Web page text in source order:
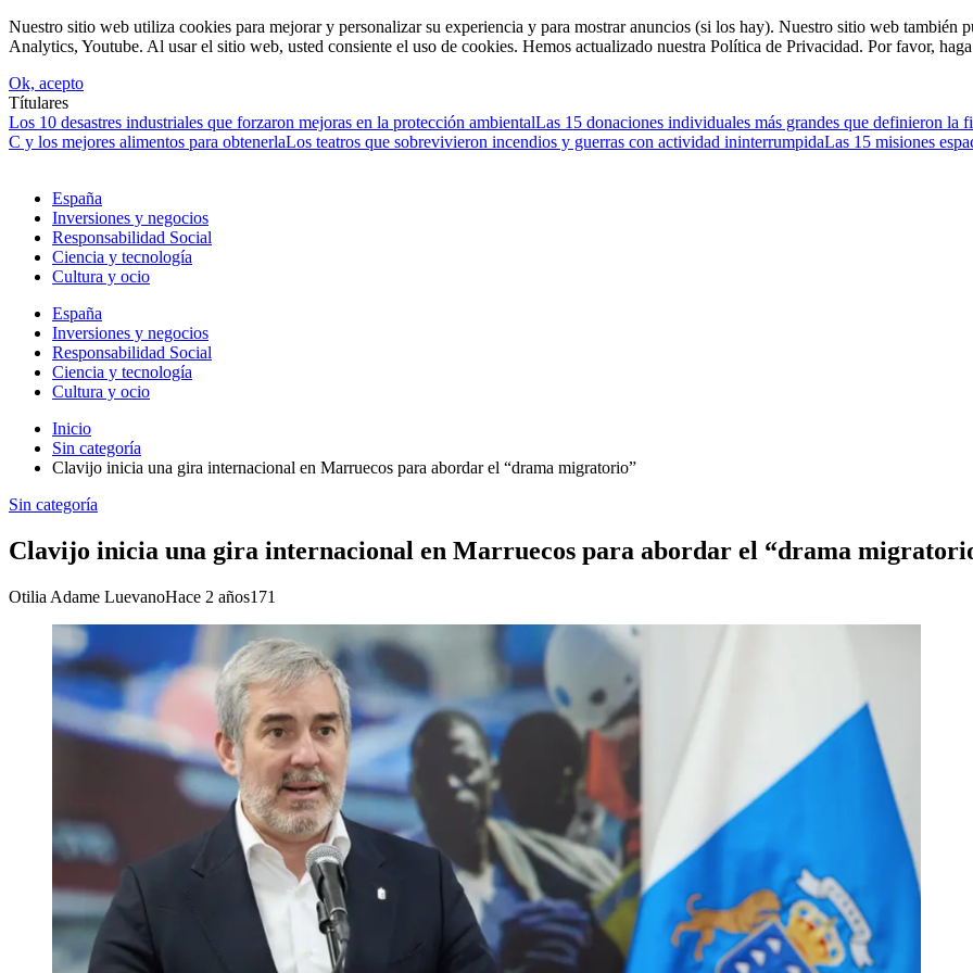
Nuestro sitio web utiliza cookies para mejorar y personalizar su experiencia y para mostrar anuncios (si los hay). Nuestro sitio web también
Analytics, Youtube. Al usar el sitio web, usted consiente el uso de cookies. Hemos actualizado nuestra Política de Privacidad. Por favor,
Ok, acepto
Títulares
Los 10 desastres industriales que forzaron mejoras en la protección ambientalLas 15 donaciones individuales más grandes que definieron la
C y los mejores alimentos para obtenerlaLos teatros que sobrevivieron incendios y guerras con actividad ininterrumpidaLas 15 misiones
España
Inversiones y negocios
Responsabilidad Social
Ciencia y tecnología
Cultura y ocio
España
Inversiones y negocios
Responsabilidad Social
Ciencia y tecnología
Cultura y ocio
Inicio
Sin categoría
Clavijo inicia una gira internacional en Marruecos para abordar el “drama migratorio”
Sin categoría
Clavijo inicia una gira internacional en Marruecos para abordar el “drama
Otilia Adame LuevanoHace 2 años171